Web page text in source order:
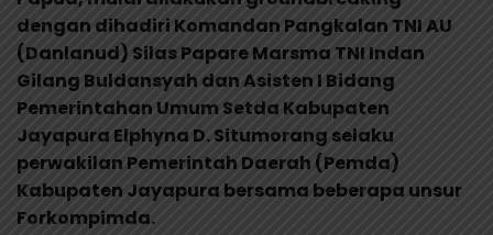
dengan dihadiri Komandan Pangkalan TNI AU
(Danlanud) Silas Papare Marsma TNI Indan
Gilang Buldansyah dan Asisten I Bidang
Pemerintahan Umum Setda Kabupaten
Jayapura Elphyna D. Situmorang selaku
perwakilan Pemerintah Daerah (Pemda)
Kabupaten Jayapura bersama beberapa unsur
Forkompimda.